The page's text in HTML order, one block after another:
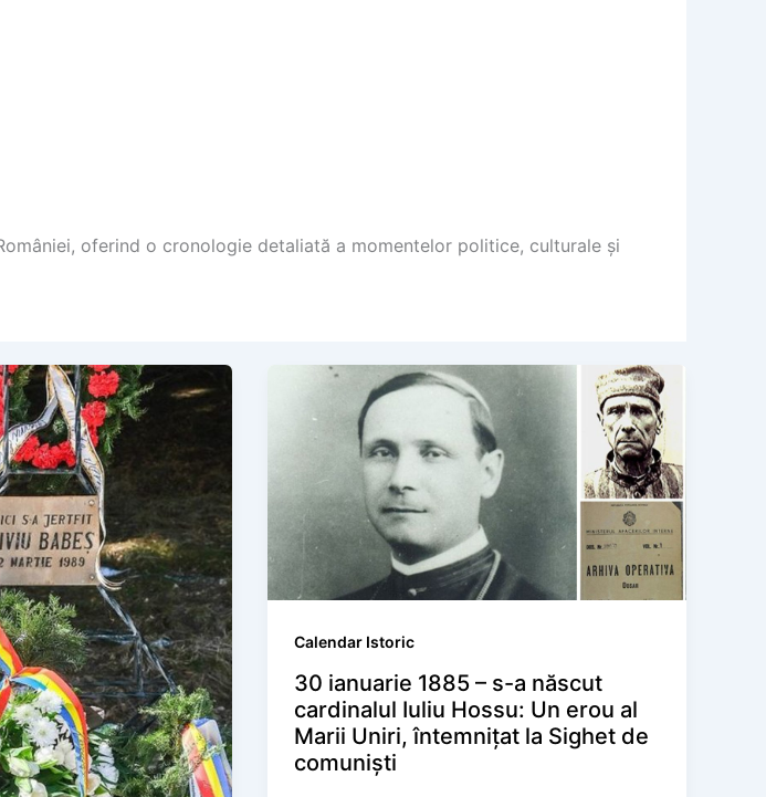
oferind o cronologie detaliată a momentelor politice, culturale și
Calendar Istoric
30 ianuarie 1885 – s-a născut
cardinalul Iuliu Hossu: Un erou al
Marii Uniri, întemnițat la Sighet de
comuniști